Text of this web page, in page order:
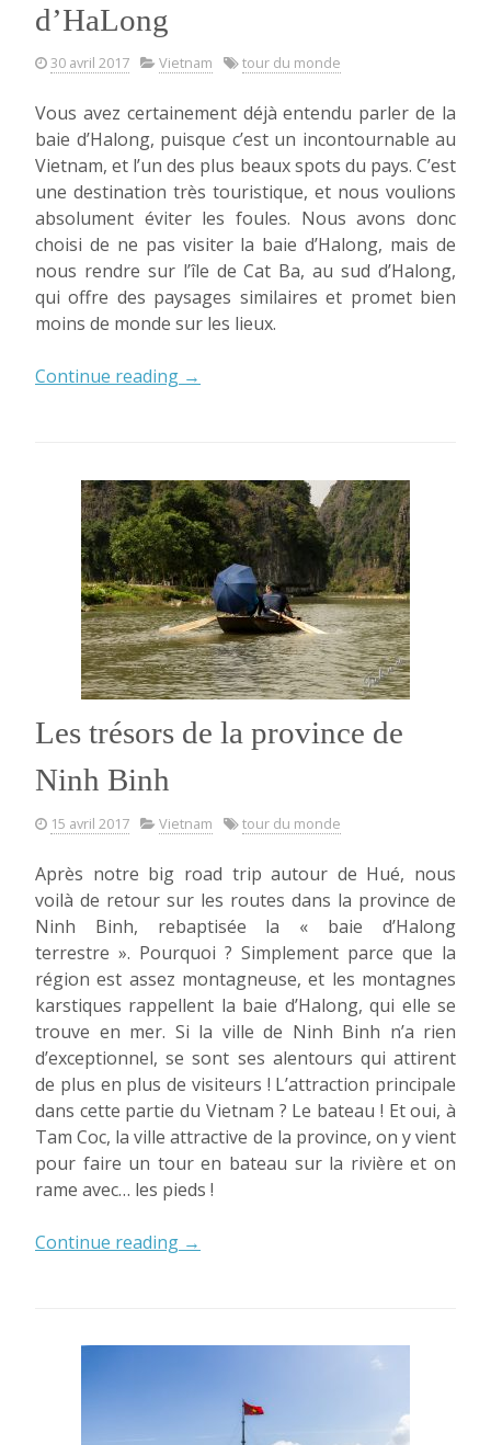
d’HaLong
30 avril 2017 Vietnam tour du monde
Vous avez certainement déjà entendu parler de la
baie d’Halong, puisque c’est un incontournable au
Vietnam, et l’un des plus beaux spots du pays. C’est
une destination très touristique, et nous voulions
absolument éviter les foules. Nous avons donc
choisi de ne pas visiter la baie d’Halong, mais de
nous rendre sur l’île de Cat Ba, au sud d’Halong,
qui offre des paysages similaires et promet bien
moins de monde sur les lieux.
Continue reading « L’île
et
la
baie
d’HaLong »
→
Les trésors de la province de
Ninh Binh
15 avril 2017 Vietnam tour du monde
Après notre big road trip autour de Hué, nous
voilà de retour sur les routes dans la province de
Ninh Binh, rebaptisée la « baie d’Halong
terrestre ». Pourquoi ? Simplement parce que la
région est assez montagneuse, et les montagnes
karstiques rappellent la baie d’Halong, qui elle se
trouve en mer. Si la ville de Ninh Binh n’a rien
d’exceptionnel, se sont ses alentours qui attirent
de plus en plus de visiteurs ! L’attraction principale
dans cette partie du Vietnam ? Le bateau ! Et oui, à
Tam Coc, la ville attractive de la province, on y vient
pour faire un tour en bateau sur la rivière et on
rame avec… les pieds !
Continue reading « Les
province
→